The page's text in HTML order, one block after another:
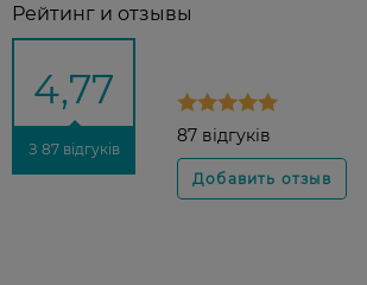
Рейтинг и отзывы
4,77
З 87 відгуків
87 відгуків